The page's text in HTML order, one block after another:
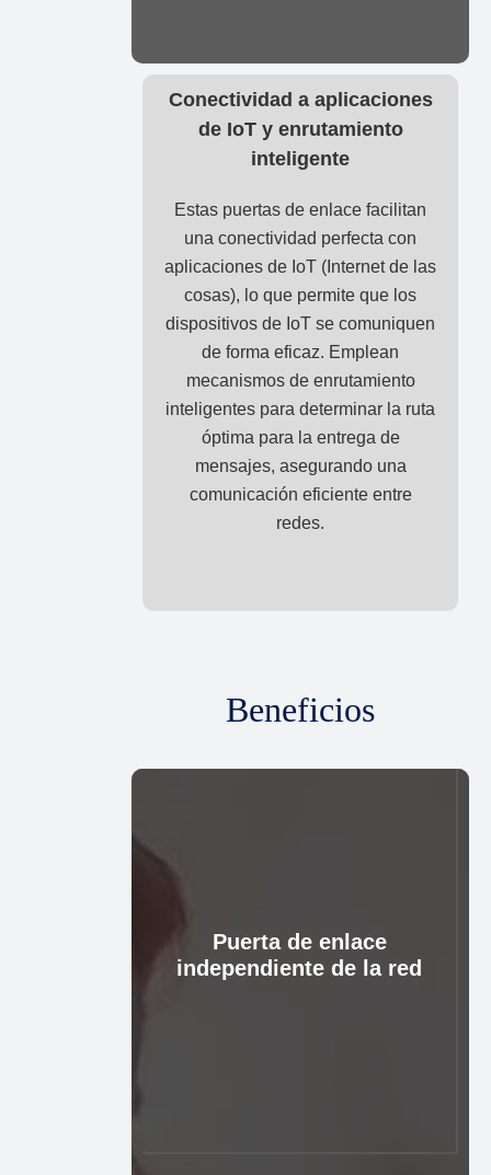
Conectividad a aplicaciones
de IoT y enrutamiento
inteligente
Estas puertas de enlace facilitan
una conectividad perfecta con
aplicaciones de IoT (Internet de las
cosas), lo que permite que los
dispositivos de IoT se comuniquen
de forma eficaz. Emplean
mecanismos de enrutamiento
inteligentes para determinar la ruta
óptima para la entrega de
mensajes, asegurando una
comunicación eficiente entre
redes.
Beneficios
Puerta de enlace
independiente de la red